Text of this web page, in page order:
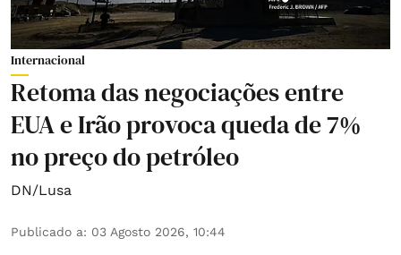
Internacional
Retoma das negociações entre
EUA e Irão provoca queda de 7%
no preço do petróleo
DN/Lusa
Publicado a: 03 Agosto 2026, 10:44